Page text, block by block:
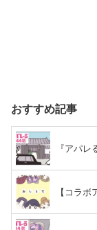
おすすめ記事
『アパ
【コラ